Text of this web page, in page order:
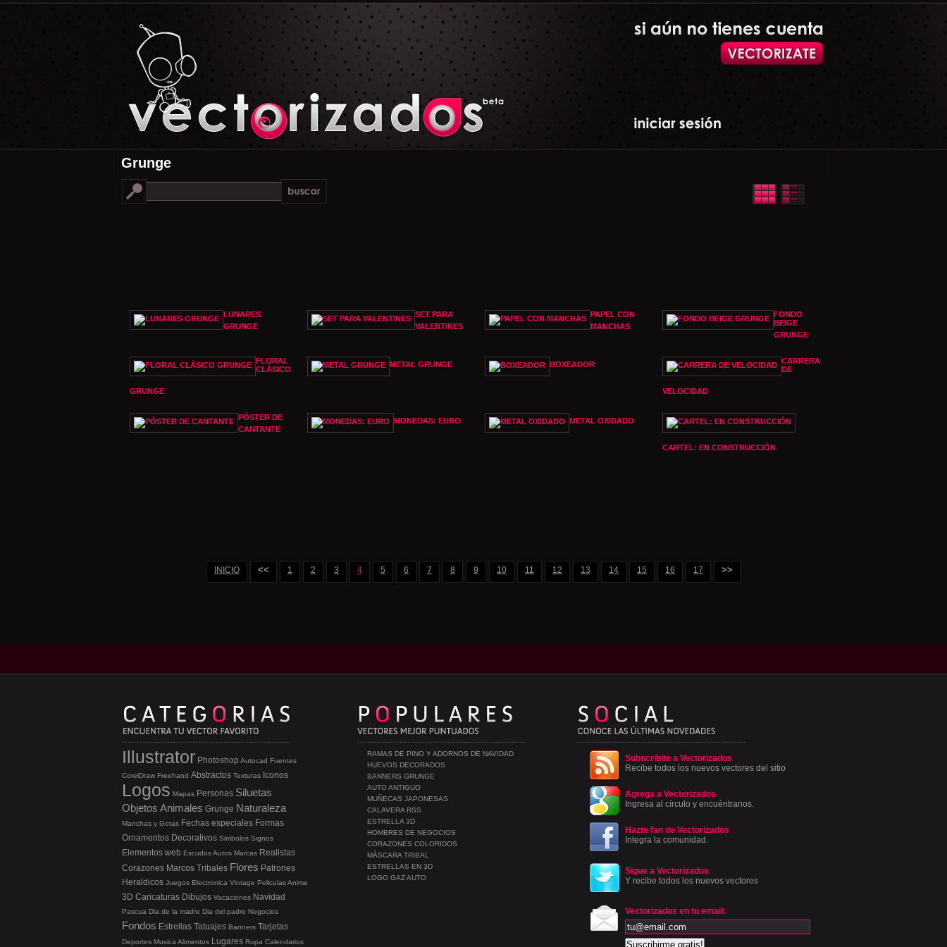
Grunge
LUNARES
GRUNGE
SET PARA
VALENTINES
PAPEL CON
MANCHAS
FONDO
BEIGE
GRUNGE
FLORAL
CLÁSICO
GRUNGE
METAL GRUNGE BOXEADOR
CARRERA
DE
VELOCIDAD
PÓSTER DE
CANTANTE
MONEDAS: EURO METAL OXIDADO
CARTEL: EN CONSTRUCCIÓN
INICIO << 1 2 3 4 5 6 7 8 9 10 11 12 13 14 15 16 17 >>
Subscribite a Vectorizados
Recibe todos los nuevos vectores del sitio
Agrega a Vectorizados
Ingresa al círculo y encuéntranos.
Hazte fan de Vectorizados
Integra la comunidad.
Sigue a Vectorizados
Y recibe todos los nuevos vectores
Vectorizados en tu email:
RAMAS DE PINO Y ADORNOS DE NAVIDAD
HUEVOS DECORADOS
BANNERS GRUNGE
AUTO ANTIGUO
MUÑECAS JAPONESAS
CALAVERA RSS
ESTRELLA 3D
HOMBRES DE NEGOCIOS
CORAZONES COLORIDOS
MÁSCARA TRIBAL
ESTRELLAS EN 3D
LOGO GAZ AUTO
Illustrator Photoshop Autocad Fuentes
CorelDraw Freehand Abstractos Texturas Iconos
Logos Mapas Personas Siluetas
Objetos Animales Grunge Naturaleza
Manchas y Gotas Fechas especiales Formas
Ornamentos Decorativos Simbolos Signos
Elementos web EscudosAutos Marcas Realistas
Corazones Marcos Tribales Flores Patrones
Heraldicos Juegos Electronica Vintage PeliculasAnime
3D Caricaturas Dibujos Vacaciones Navidad
Pascua Dia de la madre Dia del padre Negocios
Fondos Estrellas Tatuajes Banners Tarjetas
Deportes Musica Alimentos Lugares Ropa Calendarios